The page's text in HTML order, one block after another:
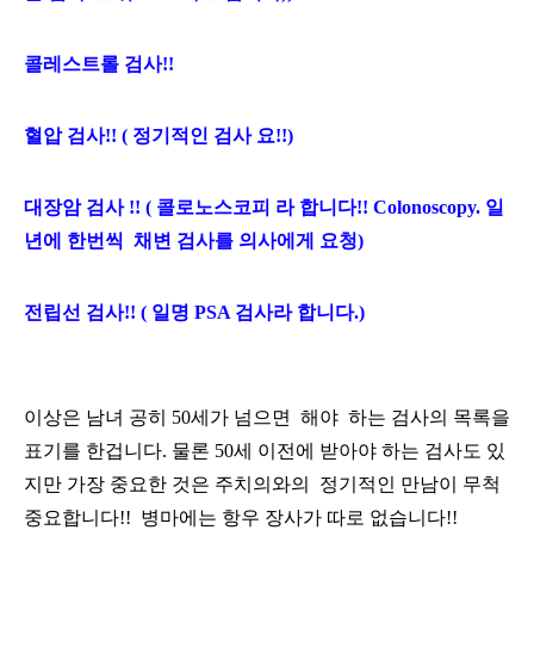
콜레스트롤 검사!!
혈압 검사!! ( 정기적인 검사 요!!)
대장암 검사 !! ( 콜로노스코피 라 합니다!! Colonoscopy. 일
년에 한번씩 채변 검사를 의사에게 요청)
전립선 검사!! ( 일명 PSA 검사라 합니다.)
이상은 남녀 공히 50세가 넘으면 해야 하는 검사의 목록을
표기를 한겁니다. 물론 50세 이전에 받아야 하는 검사도 있
지만 가장 중요한 것은 주치의와의 정기적인 만남이 무척
중요합니다!! 병마에는 항우 장사가 따로 없습니다!!